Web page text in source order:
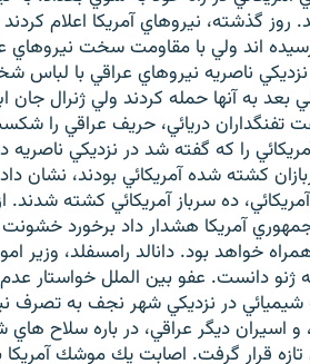
اند ولي با مقاومت سخت نيروهاي
نزديكي ناصريه نيروهاي عراقي با لباس
بعد به آنها حمله كردند ولي ژنرال جان
تفنگداران دريائي، حريف عراقي را
را كه گفته شد در نزديكي
كشته شده آمريكائي بودند، نشان
آمريكا هشدار داد برخورد خشونت
خواهد بود. دانالد رامسفلد، وزير
ژنو دانست. عفو بين الملل خواستار
شيميائي در نزديكي شهر نجف به تصرف
و اسيران ديگر عراقي، در باره سلاح